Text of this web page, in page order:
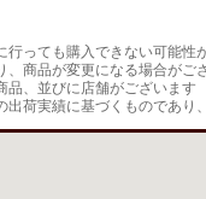
行っても購入できない可能性
、商品が変更になる場合がご
品、並びに店舗がございます
出荷実績に基づくものであり